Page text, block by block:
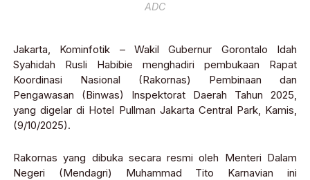
ADC
Jakarta, Kominfotik – Wakil Gubernur Gorontalo Idah
Syahidah Rusli Habibie menghadiri pembukaan Rapat
Koordinasi Nasional (Rakornas) Pembinaan dan
Pengawasan (Binwas) Inspektorat Daerah Tahun 2025,
yang digelar di Hotel Pullman Jakarta Central Park, Kamis,
(9/10/2025).
Rakornas yang dibuka secara resmi oleh Menteri Dalam
Negeri (Mendagri) Muhammad Tito Karnavian ini